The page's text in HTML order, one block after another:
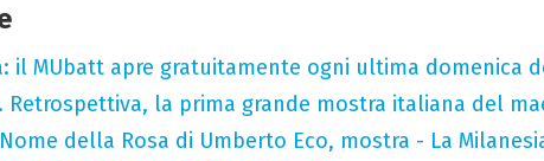
il MUbatt apre gratuitamente ogni ultima domenica
Retrospettiva, la prima grande mostra italiana del
della Rosa di Umberto Eco, mostra - La